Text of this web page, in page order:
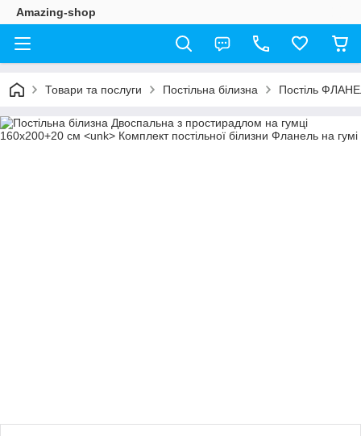
Amazing-shop
Товари та послуги Постільна білизна Постіль